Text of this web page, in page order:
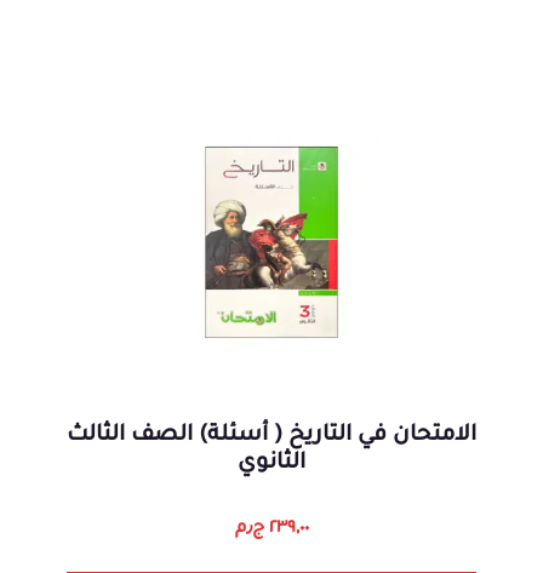
الامتحان في التاريخ ( أسئلة) الصف الثالث
الثانوي
٢٣٩,٠٠ ج٫م